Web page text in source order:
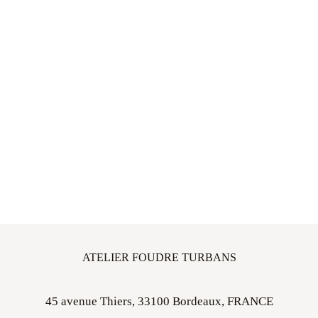
ATELIER FOUDRE TURBANS
45 avenue Thiers, 33100 Bordeaux, FRANCE